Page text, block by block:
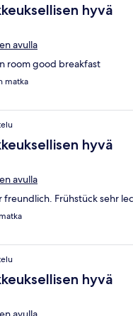
hyvä
avulla
room good breakfast
matka
hyvä
avulla
freundlich. Frühstück sehr
hyvä